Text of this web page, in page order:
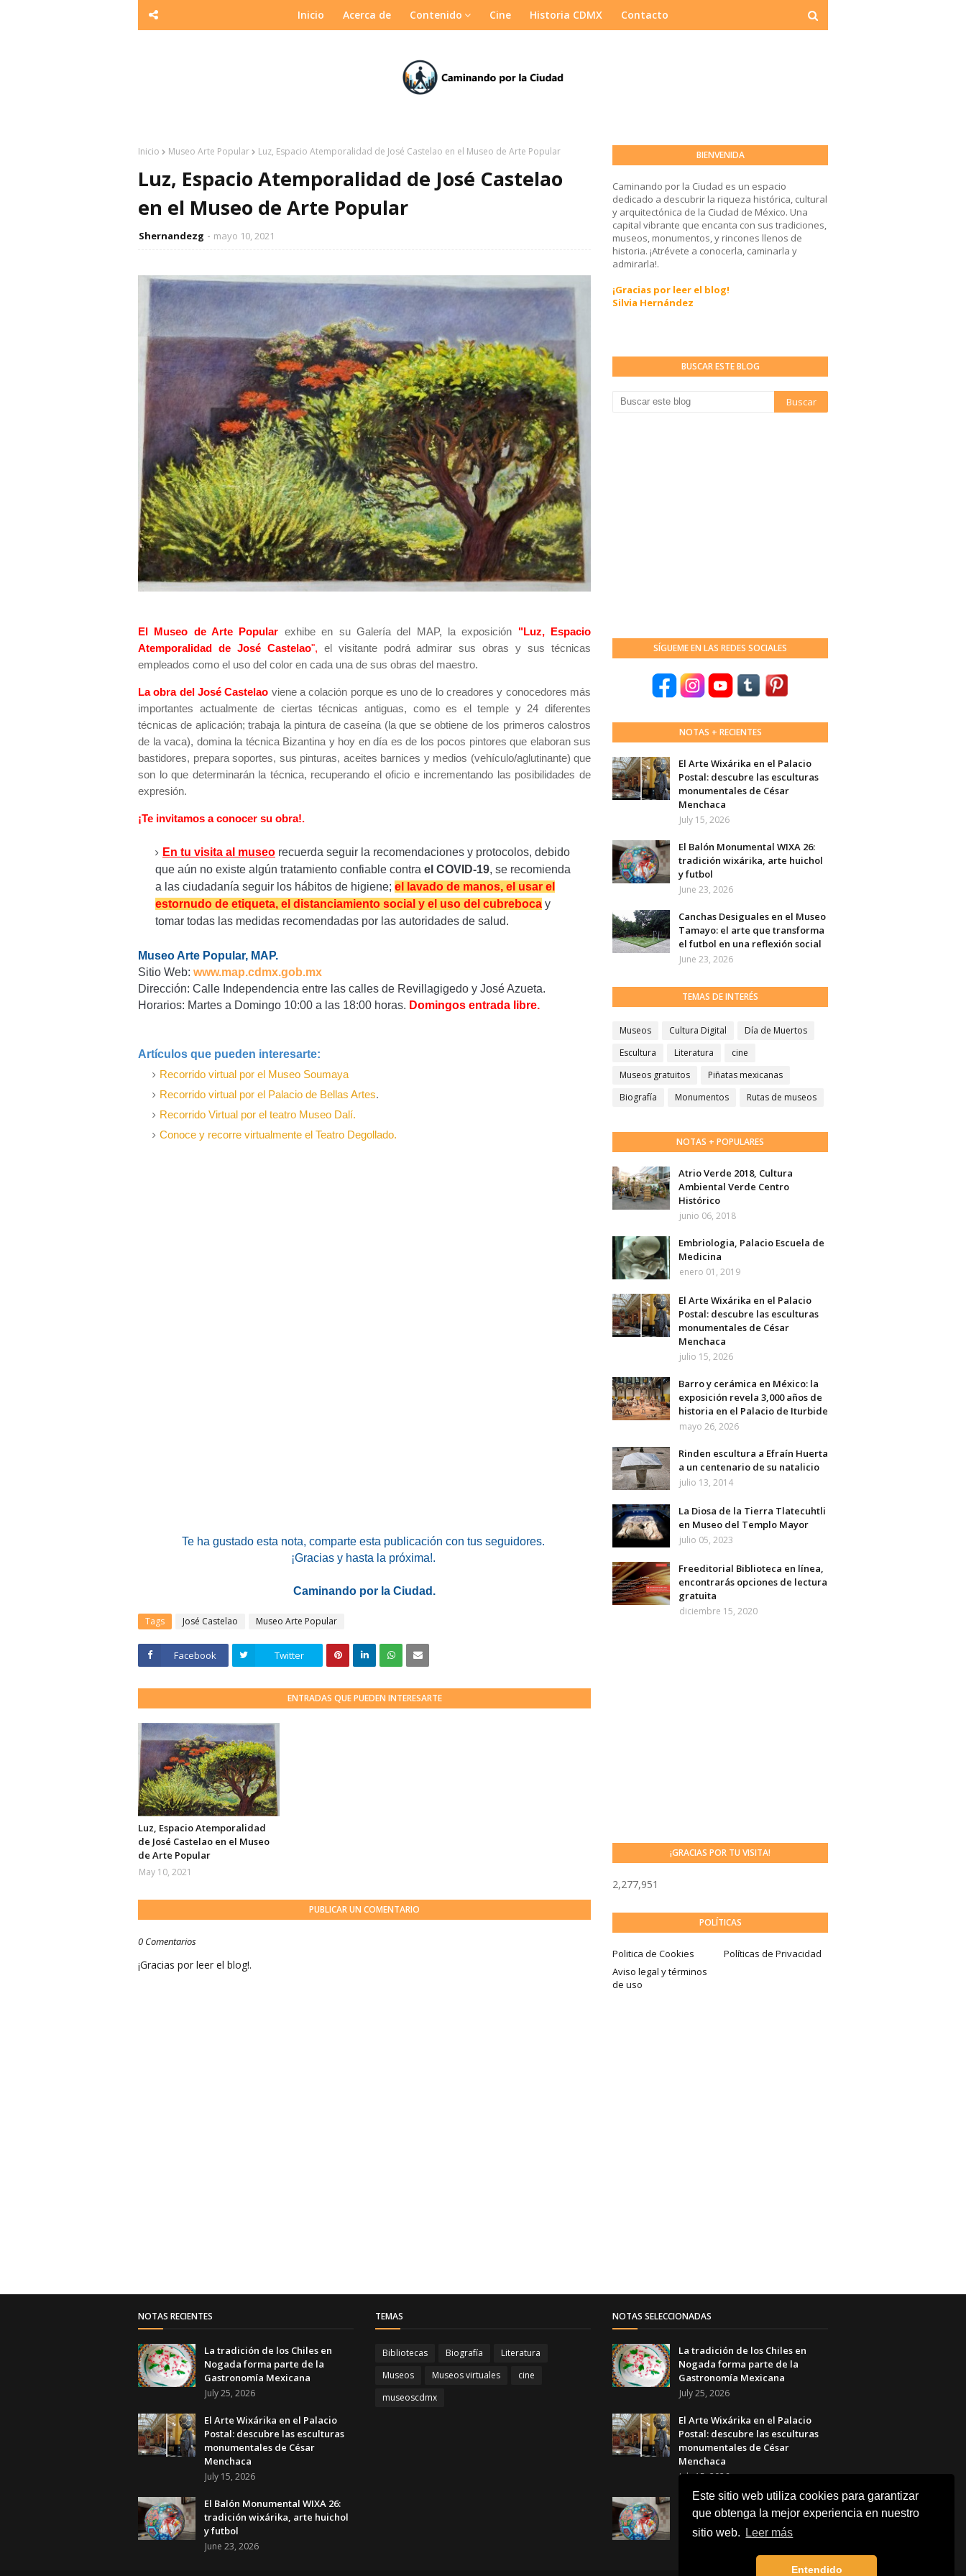
Este sitio web utiliza cookies para garantizar
que obtenga la mejor experiencia en nuestro
sitio web.
Leer más
Entendido
Inicio Acerca de Contenido Cine Historia CDMX Contacto
Inicio Museo Arte Popular Luz, Espacio Atemporalidad de José Castelao en el Museo de Arte Popular
Luz, Espacio Atemporalidad de José Castelao
en el Museo de Arte Popular
Shernandezg mayo 10, 2021
El Museo de Arte Popular exhibe en su Galería del MAP, la exposición "Luz, Espacio
Atemporalidad de José Castelao", el visitante podrá admirar sus obras y sus técnicas
empleados como el uso del color en cada una de sus obras del maestro.
La obra del José Castelao viene a colación porque es uno de lo creadores y conocedores más
importantes actualmente de ciertas técnicas antiguas, como es el temple y 24 diferentes
técnicas de aplicación; trabaja la pintura de caseína (la que se obtiene de los primeros calostros
de la vaca), domina la técnica Bizantina y hoy en día es de los pocos pintores que elaboran sus
bastidores, prepara soportes, sus pinturas, aceites barnices y medios (vehículo/aglutinante) que
son lo que determinarán la técnica, recuperando el oficio e incrementando las posibilidades de
expresión.
¡Te invitamos a conocer su obra!.
En tu visita al museo recuerda seguir la recomendaciones y protocolos, debido
que aún no existe algún tratamiento confiable contra el COVID-19, se recomienda
a las ciudadanía seguir los hábitos de higiene; el lavado de manos, el usar el
estornudo de etiqueta, el distanciamiento social y el uso del cubreboca y
tomar todas las medidas recomendadas por las autoridades de salud.
Museo Arte Popular, MAP.
Sitio Web: www.map.cdmx.gob.mx
Dirección: Calle Independencia entre las calles de Revillagigedo y José Azueta.
Horarios: Martes a Domingo 10:00 a las 18:00 horas. Domingos entrada libre.
Artículos que pueden interesarte:
Recorrido virtual por el Museo Soumaya
Recorrido virtual por el Palacio de Bellas Artes.
Recorrido Virtual por el teatro Museo Dalí.
Conoce y recorre virtualmente el Teatro Degollado.
Te ha gustado esta nota, comparte esta publicación con tus seguidores.
¡Gracias y hasta la próxima!.
Caminando por la Ciudad.
Tags José Castelao Museo Arte Popular
Facebook Twitter
ENTRADAS QUE PUEDEN INTERESARTE
Luz, Espacio Atemporalidad
de José Castelao en el Museo
de Arte Popular
May 10, 2021
PUBLICAR UN COMENTARIO
0 Comentarios
¡Gracias por leer el blog!.
BIENVENIDA
Caminando por la Ciudad es un espacio
dedicado a descubrir la riqueza histórica, cultural
y arquitectónica de la Ciudad de México. Una
capital vibrante que encanta con sus tradiciones,
museos, monumentos, y rincones llenos de
historia. ¡Atrévete a conocerla, caminarla y
admirarla!.
¡Gracias por leer el blog!
Silvia Hernández
BUSCAR ESTE BLOG
SÍGUEME EN LAS REDES SOCIALES
NOTAS + RECIENTES
El Arte Wixárika en el Palacio
Postal: descubre las esculturas
monumentales de César
Menchaca
July 15, 2026
El Balón Monumental WIXA 26:
tradición wixárika, arte huichol
y futbol
June 23, 2026
Canchas Desiguales en el Museo
Tamayo: el arte que transforma
el futbol en una reflexión social
June 23, 2026
TEMAS DE INTERÉS
Museos Cultura Digital
Día de Muertos
Escultura
Literatura
cine
Museos gratuitos
Piñatas mexicanas
Biografía
Monumentos Rutas de museos
NOTAS + POPULARES
Atrio Verde 2018, Cultura
Ambiental Verde Centro
Histórico
junio 06, 2018
Embriologia, Palacio Escuela de
Medicina
enero 01, 2019
El Arte Wixárika en el Palacio
Postal: descubre las esculturas
monumentales de César
Menchaca
julio 15, 2026
Barro y cerámica en México: la
exposición revela 3,000 años de
historia en el Palacio de Iturbide
mayo 26, 2026
Rinden escultura a Efraín Huerta
a un centenario de su natalicio
julio 13, 2014
La Diosa de la Tierra Tlatecuhtli
en Museo del Templo Mayor
julio 05, 2023
Freeditorial Biblioteca en línea,
encontrarás opciones de lectura
gratuita
diciembre 15, 2020
¡GRACIAS POR TU VISITA!
2,277,951
POLÍTICAS
Politica de Cookies
Políticas de Privacidad
Aviso legal y términos
de uso
NOTAS RECIENTES
La tradición de los Chiles en
Nogada forma parte de la
Gastronomía Mexicana
July 25, 2026
El Arte Wixárika en el Palacio
Postal: descubre las esculturas
monumentales de César
Menchaca
July 15, 2026
El Balón Monumental WIXA 26:
tradición wixárika, arte huichol
y futbol
June 23, 2026
TEMAS
Bibliotecas Biografía
Literatura
Museos
Museos virtuales
cine
museoscdmx
NOTAS SELECCIONADAS
La tradición de los Chiles en
Nogada forma parte de la
Gastronomía Mexicana
July 25, 2026
El Arte Wixárika en el Palacio
Postal: descubre las esculturas
monumentales de César
Menchaca
July 15, 2026
El Balón Monumental WIXA 26:
tradición wixárika, arte huichol
y futbol